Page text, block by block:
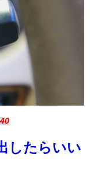
したらいい